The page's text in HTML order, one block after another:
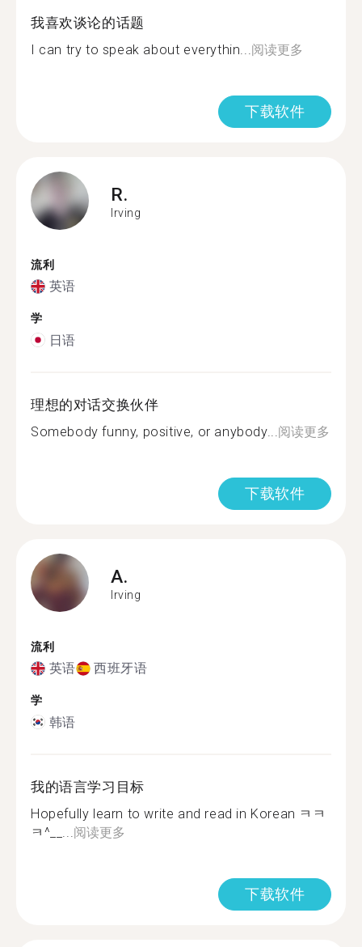
我喜欢谈论的话题
I can try to speak about everythin... 阅读更多
下载软件
R.
Irving
流利
英语
学
日语
理想的对话交换伙伴
Somebody funny, positive, or anybody... 阅读更多
下载软件
A.
Irving
流利
英语 西班牙语
学
韩语
我的语言学习目标
Hopefully learn to write and read in Korean ㅋㅋ
ㅋ^__... 阅读更多
下载软件